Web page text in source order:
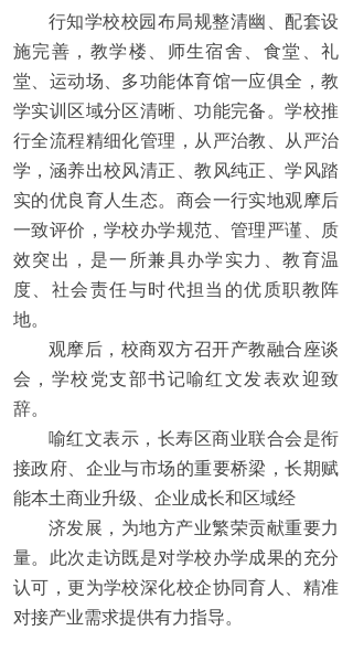
行知学校校园布局规整清幽、配套设
施完善，教学楼、师生宿舍、食堂、礼
堂、运动场、多功能体育馆一应俱全，教
学实训区域分区清晰、功能完备。学校推
行全流程精细化管理，从严治教、从严治
学，涵养出校风清正、教风纯正、学风踏
实的优良育人生态。商会一行实地观摩后
一致评价，学校办学规范、管理严谨、质
效突出，是一所兼具办学实力、教育温
度、社会责任与时代担当的优质职教阵
地。
观摩后，校商双方召开产教融合座谈
会，学校党支部书记喻红文发表欢迎致
辞。
喻红文表示，长寿区商业联合会是衔
接政府、企业与市场的重要桥梁，长期赋
能本土商业升级、企业成长和区域经
济发展，为地方产业繁荣贡献重要力
量。此次走访既是对学校办学成果的充分
认可，更为学校深化校企协同育人、精准
对接产业需求提供有力指导。